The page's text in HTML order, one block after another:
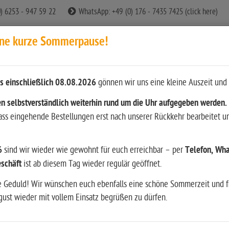
6253 - 947 59 22 WhatsApp: +49 (0) 176 - 7435 7425 (click here)
Wiederladen Literatur & andere Medien
kurze Sommerpause!
einschließlich 08.08.2026gönnen wir uns eine kleine Auszeit
selbstverständlich weiterhin rund um die Uhr aufgegeben werden.
eingehende Bestellungen erst nach unserer Rückkehr bearbeitet
sind wir wieder wie gewohnt für euch erreichbar – perTelefon,
ist ab diesem Tag wieder regulär geöffnet.
Wir wünschen euch ebenfalls eine schöne Sommerzeit und
wieder mit vollem Einsatz begrüßen zu dürfen.